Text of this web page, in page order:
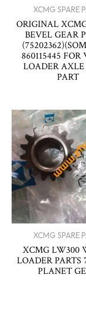
XCMG SPARE
ORIGINAL
BEVEL GEAR
860115445 FOR
LOADER AXLE
PART
XCMG SPARE
XCMG LW300
LOADER PARTS
PLANET